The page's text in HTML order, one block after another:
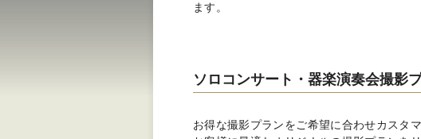
ます。
ソロコンサート・器楽演奏会撮影
お得な撮影プランをご希望に合わせカスタ